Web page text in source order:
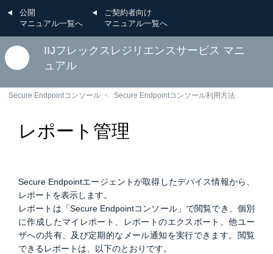
公開
マニュアル一覧へ
ご契約者向け
マニュアル一覧へ
IIJフレックスレジリエンスサービス マニ
ュアル
Secure Endpointコンソール Secure Endpointコンソール利用方法
レポート管理
Secure Endpointエージェントが取得したデバイス情報から、
レポートを表示します。
レポートは「Secure Endpointコンソール」で閲覧でき、個別
に作成したマイレポート、レポートのエクスポート、他ユー
ザへの共有、及び定期的なメール通知を実行できます。閲覧
できるレポートは、以下のとおりです。